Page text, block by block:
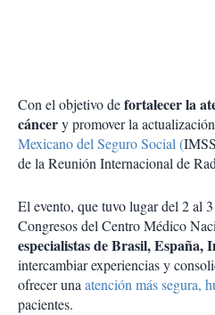
Con el objetivo defortalecer la
cáncery promover la
Mexicano del Seguro Social (
de la Reunión Internacional de
El evento, que tuvo lugar del 2 al
Congresos del Centro Médico
especialistas de Brasil, España,
intercambiar experiencias y
ofrecer unaatención más segura,
pacientes.